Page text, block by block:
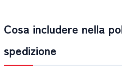
Cosa includere nella
spedizione